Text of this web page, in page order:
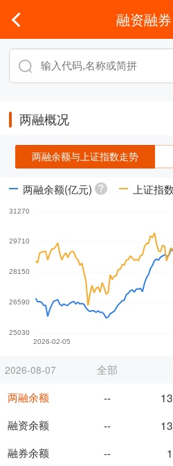
融资融券
两融概况
两融余额与上证指数走势
两融余额(亿元) 上证指数
2026-08-07
两融余额
融资余额
融券余额
全部
--
--
--